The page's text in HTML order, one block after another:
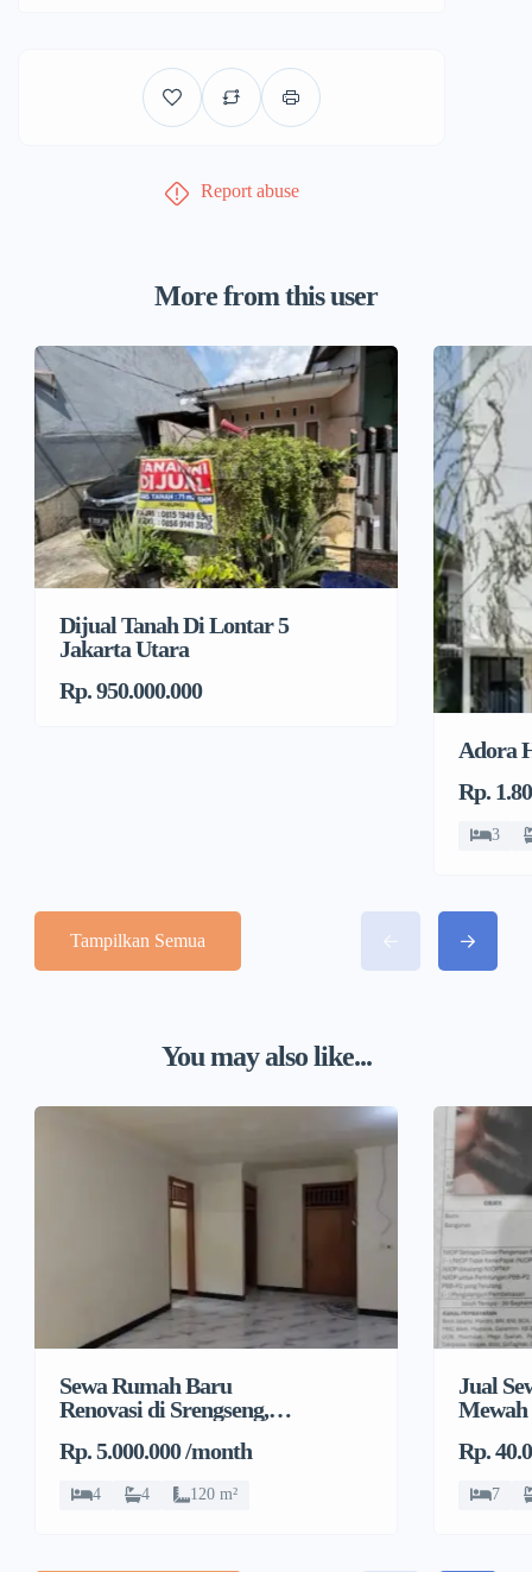
Report abuse
More from this user
Dijual Tanah Di Lontar 5
Jakarta Utara
Rp. 950.000.000
Adora
Rp.
3
Tampilkan Semua
You may also like...
Sewa Rumah Baru
Renovasi di Srengseng,
Barat
Rp. 5.000.000 /month
4 4 120 m²
Jual
Mewah
Rp.
7